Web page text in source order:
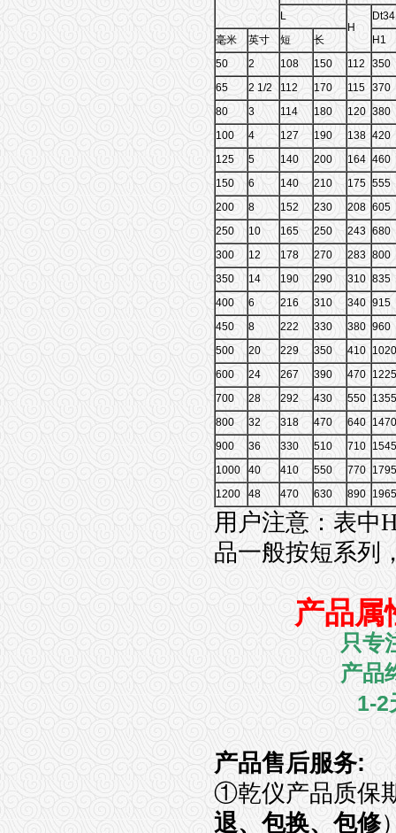
L
H
毫米
英寸 短 长
H1
50
2 108 150 112
350
65
2 1/2 112 170 115 370
80
3 114 180 120 380
100
4 127 190 138 420
125
5 140 200 164 460
150
6 140 210 175 555
200
8 152 230 208 605
250
10 165 250 243 680
300
12 178 270 283 800
350
14 190 290 310 835
400
6 216 310 340 915
450
8 222 330 380 960
500
20 229 350 410 1020
600
24 267 390 470 1225
700
28 292 430 550 1355
800
32 318 470 640 1470
900
36 330 510 710 1545
1000
40 410 550 770 1795
1200
48 470 630 890 1965
用户注意：表中
品一般按短系列
产品属
只专
产品
1-2
产品售后服务:
①乾仪产品质保
退、包换、包修